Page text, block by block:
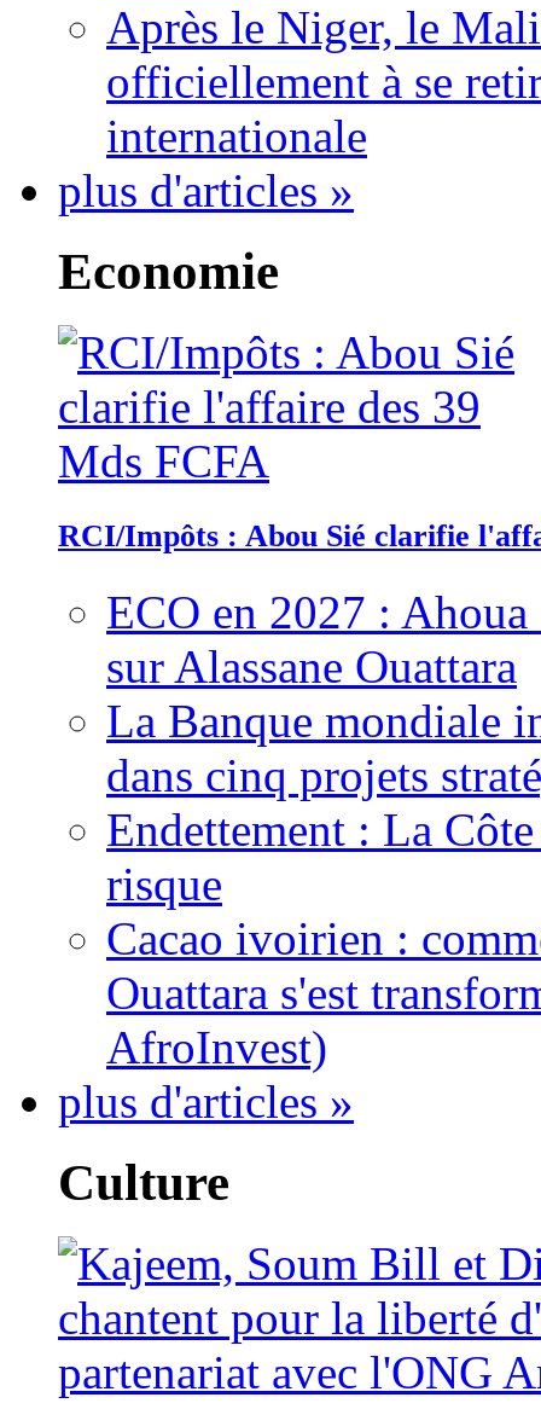
Après le Niger, le
officiellement à se
internationale
plus d'articles »
Economie
RCI/Impôts : Abou Sié clarifie
ECO en 2027 :
sur Alassane Ouattara
La Banque mondiale
dans cinq projets
Endettement : La
risque
Cacao ivoirien :
Ouattara s'est
AfroInvest)
plus d'articles »
Culture